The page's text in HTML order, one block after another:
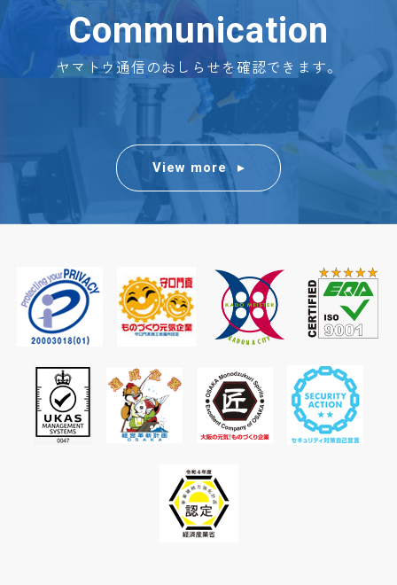
Communication
ヤマトウ通信のおしらせを確認できます。
View more